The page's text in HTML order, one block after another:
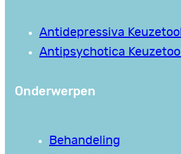
Antidepressiva Keuzetool
Antipsychotica Keuzetool
Onderwerpen
Behandeling